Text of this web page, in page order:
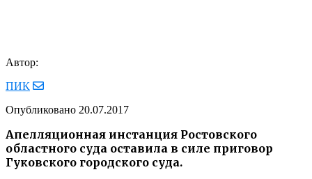
Автор:
ПИК
Опубликовано 20.07.2017
Апелляционная инстанция Ростовского
областного суда оставила в силе приговор
Гуковского городского суда.